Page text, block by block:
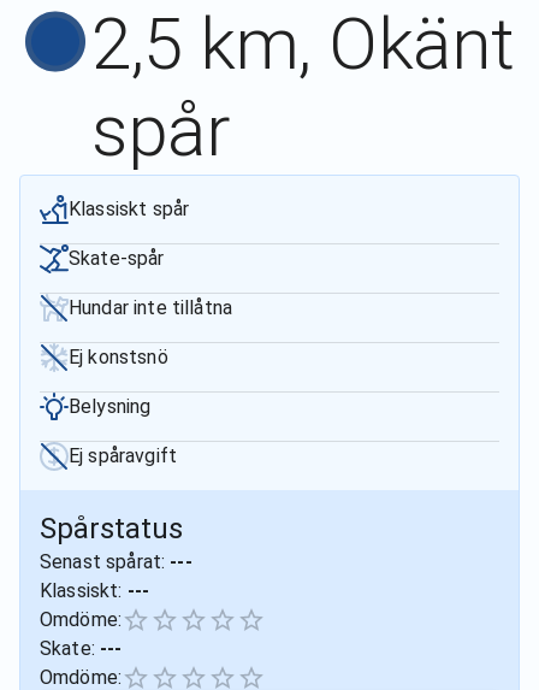
2,5 km, Okänt
spår
Klassiskt spår
Skate-spår
Hundar inte tillåtna
Ej konstsnö
Belysning
Ej spåravgift
Spårstatus
Senast spårat: ---
Klassiskt: ---
Omdöme:
Skate: ---
Omdöme: